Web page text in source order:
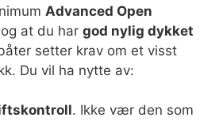
Advanced Open
at du har god nylig dykket
setter krav om et visst
Du vil ha nytte av:
. Ikke vær den som